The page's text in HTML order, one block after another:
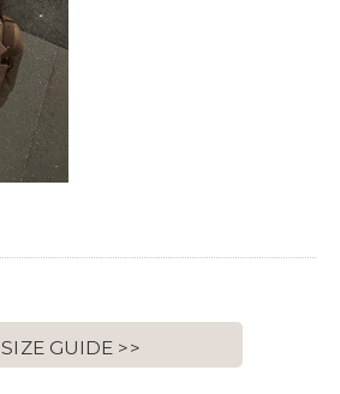
SIZE GUIDE >>